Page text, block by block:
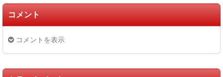
コメント
コメントを表示